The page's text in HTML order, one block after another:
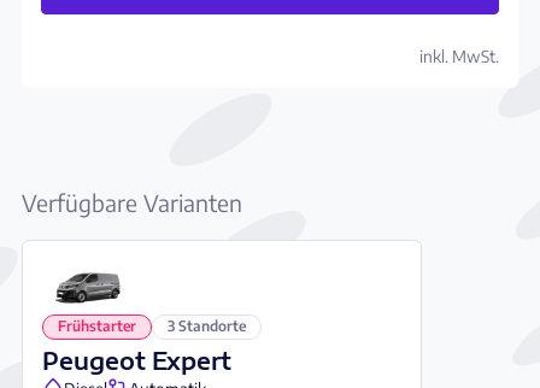
inkl. MwSt.
Verfügbare Varianten
Frühstarter 3 Standorte
Peugeot Expert